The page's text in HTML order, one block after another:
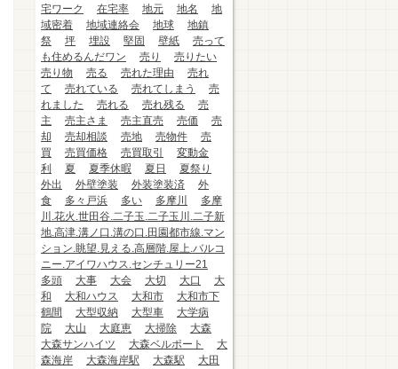
宅ワーク
在宅率 地元 地名
地
域密着
地域連絡会 地球
地鎮
祭
坪 埋設 堅固 壁紙
売って
も住めるんだワン
売り
売りたい
売り物
売る 売れた理由
売れ
て
売れている 売れてしまう
売
れました
売れる 売れ残る
売
主
売主さま 売主直売 売価
売
却
売却相談 売地 売物件
売
買
売買価格 売買取引
変動金
利
夏 夏季休暇 夏日
夏祭り
外出
外壁塗装 外装塗装済
外
食
多々戸浜 多い 多摩川
多摩
川.花火.世田谷.二子玉.二子玉川.二子新
地.高津.溝ノ口.溝の口.田園都市線.マン
ション.眺望.見える.高層階.屋上.バルコ
ニー.アイワハウス.センチュリー21
多頭
大事 大会 大切 大口
大
和
大和ハウス 大和市
大和市下
鶴間
大型収納 大型車
大学病
院
大山 大庭恵 大掃除
大森
大森サンハイツ
大森ベルポート
大
森海岸
大森海岸駅 大森駅
大田